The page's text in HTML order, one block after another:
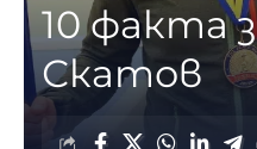
10 факта
Скатов